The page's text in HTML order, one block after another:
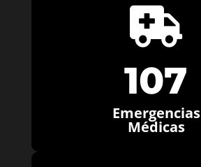

107
Emergencias
Médicas